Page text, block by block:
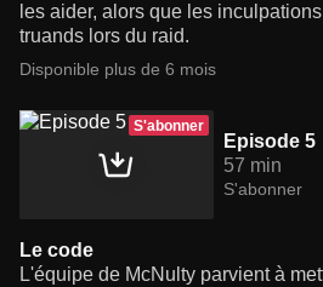
les aider, alors que les
truands lors du raid.
Disponible plus de 6 mois
S'abonner
Episode 5
57 min
S'abonner
Le code
L'équipe de McNulty parvient à